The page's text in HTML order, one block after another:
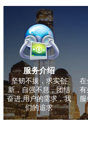
服务介绍
坚韧不拔，求实创
新，自强不息，团结
奋进,用户的需求，我
们的追求
在
有